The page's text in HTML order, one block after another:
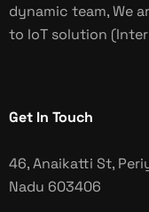
dynamic team, We
to IoT solution
Get In Touch
46, Anaikatti St,
Nadu 603406